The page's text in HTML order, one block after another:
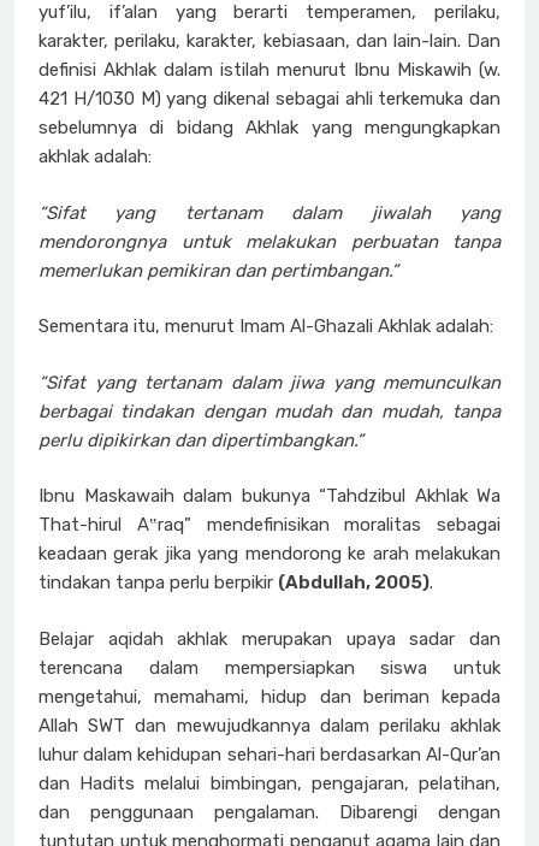
yuf’ilu, if’alan yang berarti temperamen, perilaku,
karakter, perilaku, karakter, kebiasaan, dan lain-lain. Dan
definisi Akhlak dalam istilah menurut Ibnu Miskawih (w.
421 H/1030 M) yang dikenal sebagai ahli terkemuka dan
sebelumnya di bidang Akhlak yang mengungkapkan
akhlak adalah:
“Sifat yang tertanam dalam jiwalah yang
mendorongnya untuk melakukan perbuatan tanpa
memerlukan pemikiran dan pertimbangan.”
Sementara itu, menurut Imam Al-Ghazali Akhlak adalah:
“Sifat yang tertanam dalam jiwa yang memunculkan
berbagai tindakan dengan mudah dan mudah, tanpa
perlu dipikirkan dan dipertimbangkan.”
Ibnu Maskawaih dalam bukunya “Tahdzibul Akhlak Wa
That-hirul A‟raq” mendefinisikan moralitas sebagai
keadaan gerak jika yang mendorong ke arah melakukan
tindakan tanpa perlu berpikir (Abdullah, 2005).
Belajar aqidah akhlak merupakan upaya sadar dan
terencana dalam mempersiapkan siswa untuk
mengetahui, memahami, hidup dan beriman kepada
Allah SWT dan mewujudkannya dalam perilaku akhlak
luhur dalam kehidupan sehari-hari berdasarkan Al-Qur’an
dan Hadits melalui bimbingan, pengajaran, pelatihan,
dan penggunaan pengalaman. Dibarengi dengan
tuntutan untuk menghormati penganut agama lain dan